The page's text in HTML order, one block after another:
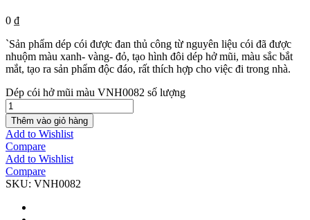
0 ₫
`Sản phẩm dép cói được đan thủ công từ nguyên liệu cói đã được
nhuộm màu xanh- vàng- đỏ, tạo hình đôi dép hở mũi, màu sắc bắt
mắt, tạo ra sản phẩm độc đáo, rất thích hợp cho việc đi trong nhà.
Dép cói hở mũi màu VNH0082 số lượng
Thêm vào giỏ hàng
Add to Wishlist
Compare
Add to Wishlist
Compare
SKU: VNH0082